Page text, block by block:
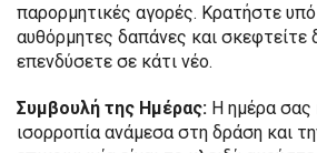
παρορμητικές αγορές. Κρατήστε υπό
αυθόρμητες δαπάνες και σκεφτείτε
επενδύσετε σε κάτι νέο.
Συμβουλή της Ημέρας: Η ημέρα σας
ισορροπία ανάμεσα στη δράση και